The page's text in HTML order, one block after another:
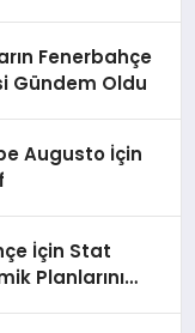
Fenerbahçe
Gündem Oldu
Augusto İçin
İçin Stat
Planlarını